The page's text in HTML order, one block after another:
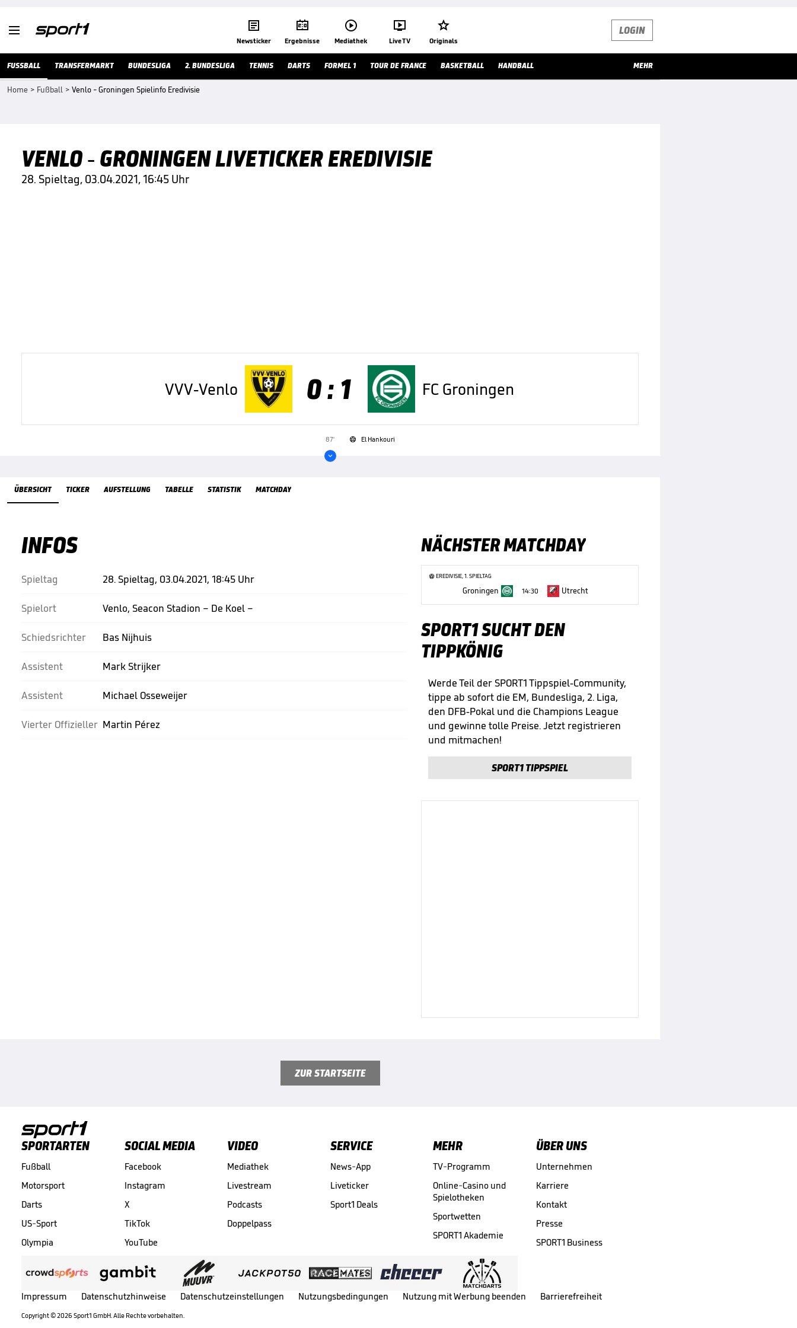
 
Newsticker

Ergebnisse

Mediathek

Live TV

Originals
LOGIN
FUSSBALL TRANSFERMARKT BUNDESLIGA 2. BUNDESLIGA TENNIS DARTS FORMEL 1 TOUR DE FRANCE BASKETBALL HANDBALL MEHR
Home > Fußball > Venlo - Groningen Spielinfo Eredivisie
VENLO - GRONINGEN LIVETICKER EREDIVISIE
28. Spieltag, 03.04.2021, 16:45 Uhr
VVV-Venlo 0 : 1 FC Groningen
87'  El Hankouri

ÜBERSICHT TICKER AUFSTELLUNG TABELLE STATISTIK MATCHDAY
Übersicht
INFOS
Spieltag
Spielort
Schiedsrichter
Assistent
Assistent
Vierter Offizieller
28. Spieltag, 03.04.2021, 18:45 Uhr
Venlo, Seacon Stadion – De Koel –
Bas Nijhuis
Mark Strijker
Michael Osseweijer
Martin Pérez
NÄCHSTER MATCHDAY
EREDIVISIE, 1. SPIELTAG
Groningen 14:30 Utrecht
SPORT1 SUCHT DEN
TIPPKÖNIG
Werde Teil der SPORT1 Tippspiel-Community,
tippe ab sofort die EM, Bundesliga, 2. Liga,
den DFB-Pokal und die Champions League
und gewinne tolle Preise. Jetzt registrieren
und mitmachen!
SPORT1 TIPPSPIEL
ZUR STARTSEITE
SPORTARTEN
Fußball
Motorsport
Darts
US-Sport
Olympia
SOCIAL MEDIA
Facebook
Instagram
X
TikTok
YouTube
VIDEO
Mediathek
Livestream
Podcasts
Doppelpass
SERVICE
News-App
Liveticker
Sport1 Deals
MEHR
TV-Programm
Online-Casino und
Spielotheken
Sportwetten
SPORT1 Akademie
ÜBER UNS
Unternehmen
Karriere
Kontakt
Presse
SPORT1 Business
Impressum Datenschutzhinweise Datenschutzeinstellungen Nutzungsbedingungen Nutzung mit Werbung beenden Barrierefreiheit
Copyright ©2026 Sport1 GmbH. Alle Rechte vorbehalten.